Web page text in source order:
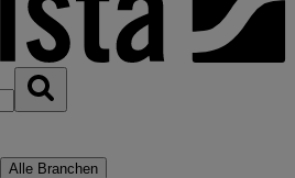
Alle Branchen